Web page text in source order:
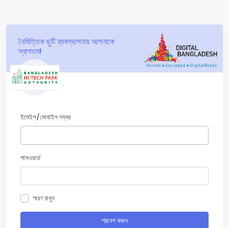
নৈমিত্তিক ছুটি ব্যবস্থাপনায় আপনাকে
স্বাগতম!
ইমেইল/মোবাইল নম্বর
পাসওয়ার্ড
স্মরণ রাখুন
প্রবেশ করুন